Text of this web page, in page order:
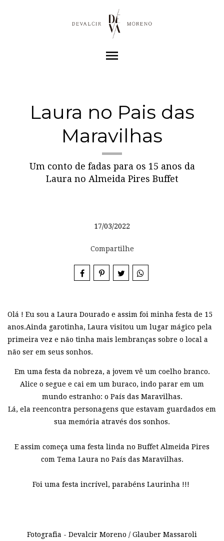
menu
Laura no Pais das
Maravilhas
Um conto de fadas para os 15 anos da
Laura no Almeida Pires Buffet
17/03/2022
Compartilhe
Olá ! Eu sou a Laura Dourado e assim foi minha festa de 15
anos.Ainda garotinha, Laura visitou um lugar mágico pela
primeira vez e não tinha mais lembranças sobre o local a
não ser em seus sonhos.
Em uma festa da nobreza, a jovem vê um coelho branco.
Alice o segue e cai em um buraco, indo parar em um
mundo estranho: o País das Maravilhas.
Lá, ela reencontra personagens que estavam guardados em
sua memória através dos sonhos.
E assim começa uma festa linda no Buffet Almeida Pires
com Tema Laura no País das Maravilhas.
Foi uma festa incrível, parabéns Laurinha !!!
Fotografia - Devalcir Moreno / Glauber Massaroli